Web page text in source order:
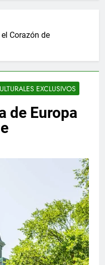
Corazón de
EXCLUSIVOS
de Europa